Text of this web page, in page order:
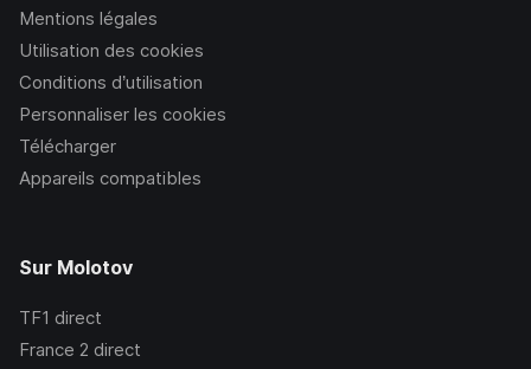
Mentions légales
Utilisation des cookies
Conditions d’utilisation
Personnaliser les cookies
Télécharger
Appareils compatibles
Sur Molotov
TF1 direct
France 2 direct